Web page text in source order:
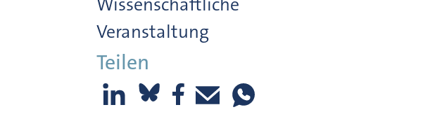
Wissenschaftliche
Veranstaltung
Teilen